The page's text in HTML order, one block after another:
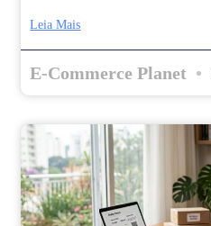
Leia Mais
E-Commerce Planet